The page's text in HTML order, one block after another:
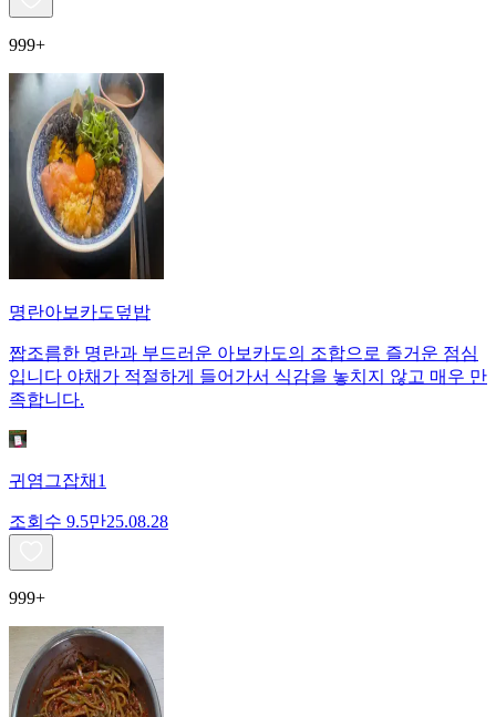
999+
명란아보카도덮밥
짭조름한 명란과 부드러운 아보카도의 조합으로 즐거운 점심
입니다 야채가 적절하게 들어가서 식감을 놓치지 않고 매우 만
족합니다.
귀염그잡채1
조회수 9.5만25.08.28
999+